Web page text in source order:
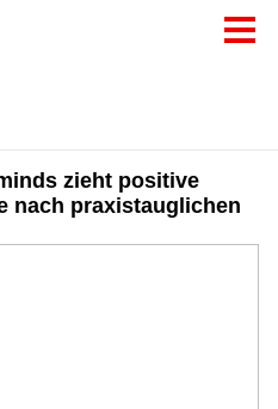
zieht positive
nach praxistauglichen